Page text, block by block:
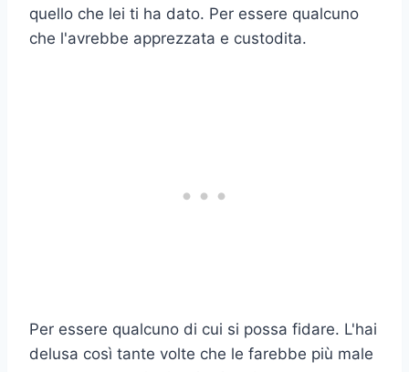
quello che lei ti ha dato. Per essere qualcuno
che l'avrebbe apprezzata e custodita.
Per essere qualcuno di cui si possa fidare. L'hai
delusa così tante volte che le farebbe più male